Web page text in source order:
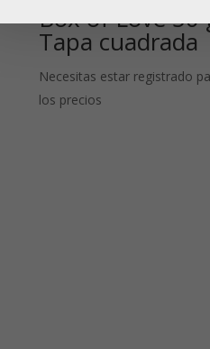
Box of Love 50
Tapa cuadrada
Necesitas estar registrado
los precios